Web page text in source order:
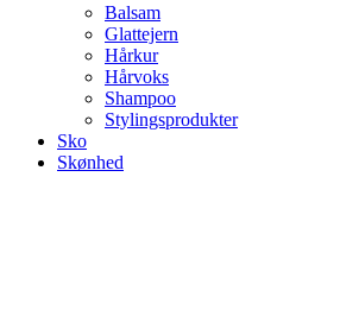
Balsam
Glattejern
Hårkur
Hårvoks
Shampoo
Stylingsprodukter
Sko
Skønhed